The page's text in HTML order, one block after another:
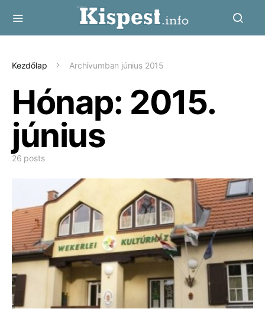
Kezdőlap Archívumban június 2015
Hónap: 2015.
június
26 posts